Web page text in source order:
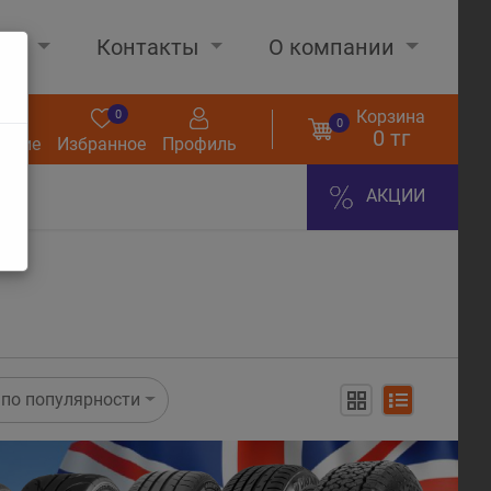
Контакты О компании
Избранное
0
Профиль
0 Корзина
0 тг
АКЦИИ
по популярности